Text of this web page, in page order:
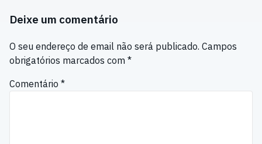
Deixe um comentário
O seu endereço de email não será publicado. Campos
obrigatórios marcados com *
Comentário *